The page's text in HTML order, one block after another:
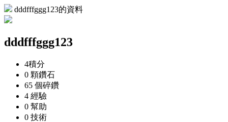
dddfffggg123的資料
dddfffggg123
4積分
0 顆鑽石
65 個碎鑽
4 經驗
0 幫助
0 技術